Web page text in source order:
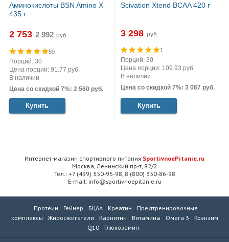
Аминокислоты BSN Amino X
435 г
2 753 руб.
59
Порций: 30
Цена порции: 91.77 руб.
В наличии
Цена со скидкой 7%: 2 560 руб.
Купить
Scivation Xtend BCAA 420 г
3 298 руб.
1
Порций: 30
Цена порции: 109.93 руб.
В наличии
Цена со скидкой 7%: 3 067 руб.
Купить
Интернет-магазин спортивного питания SportivnoePitanie.ru
Москва, Ленинский пр-т, 82/2
Тел.: +7 (499) 550-95-98, 8 (800) 350-86-98
E-mail: info@sportivnoepitanie.ru
Протеин Гейнер БЦАА Креатин
Предтренировочные
комплексы
Жиросжигатели Карнитин Витамины Омега 3
Коэнзим
Q10
Глюкозамин